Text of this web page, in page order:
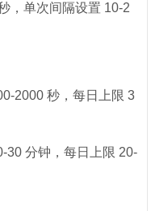
，单次间隔设置 10-2
2000 秒，每日上限 3
30 分钟，每日上限 20-